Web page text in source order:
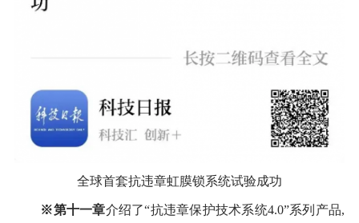
全球首套抗违章虹膜锁系统试验成功
※第十一章介绍了“抗违章保护技术系统4.0”系列产品,